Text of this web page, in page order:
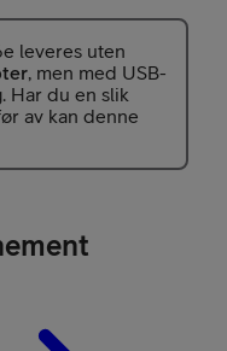
leveres uten
, men med USB-
Har du en slik
av kan denne